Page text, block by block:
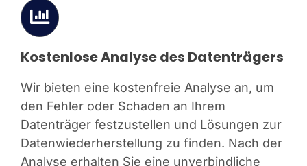
Kostenlose Analyse des Datenträgers
Wir bieten eine kostenfreie Analyse an, um
den Fehler oder Schaden an Ihrem
Datenträger festzustellen und Lösungen zur
Datenwiederherstellung zu finden. Nach der
Analyse erhalten Sie eine unverbindliche